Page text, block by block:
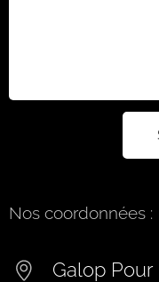
Nos coordonnées :
Galop Pour